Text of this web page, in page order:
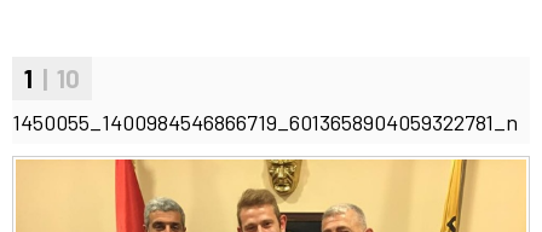
1 | 10
1450055_1400984546866719_6013658904059322781_n